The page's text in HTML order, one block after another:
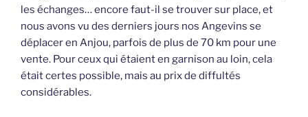
les échanges… encore faut-il se trouver sur place, et
nous avons vu des derniers jours nos Angevins se
déplacer en Anjou, parfois de plus de 70 km pour une
vente. Pour ceux qui étaient en garnison au loin, cela
était certes possible, mais au prix de diffultés
considérables.